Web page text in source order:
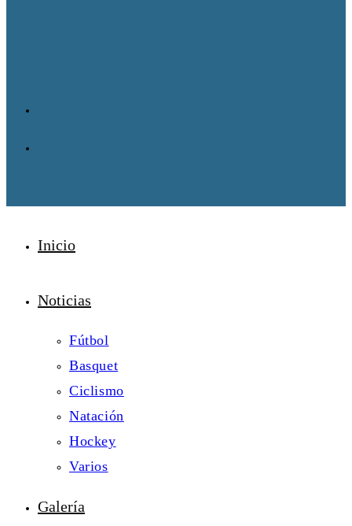
Inicio
Noticias
Fútbol
Basquet
Ciclismo
Natación
Hockey
Varios
Galería